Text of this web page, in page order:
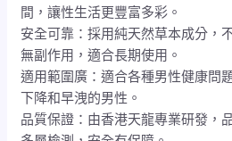
間，讓性生活更豐富多彩。
安全可靠：採用純天然草本成分，
無副作用，適合長期使用。
適用範圍廣：適合各種男性健康問
下降和早洩的男性。
品質保證：由香港天龍專業研發，